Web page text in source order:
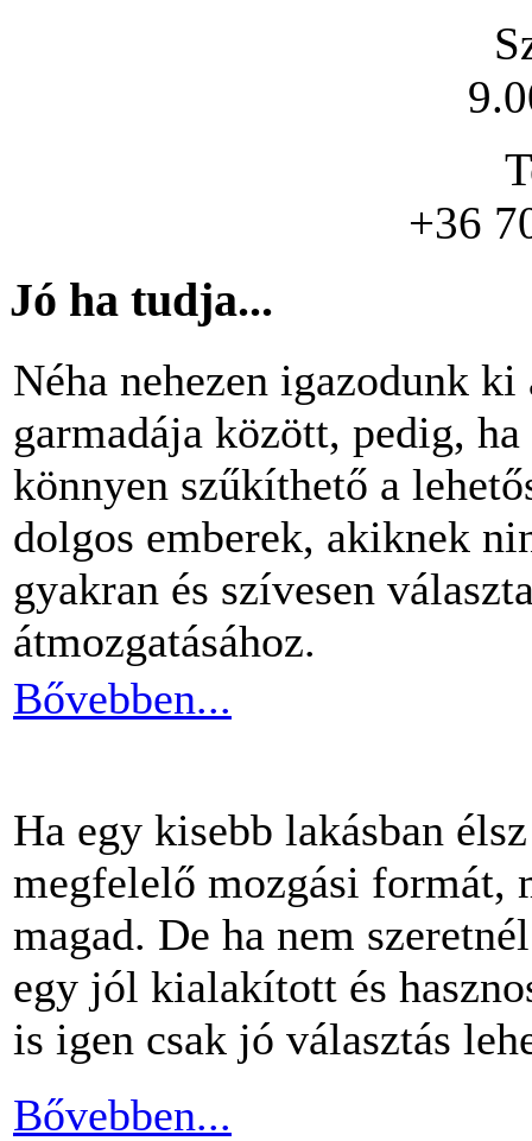
+36
Jó ha tudja...
Néha nehezen igazodunk
garmadája között, pedig,
könnyen szűkíthető a
dolgos emberek, akiknek
gyakran és szívesen
átmozgatásához.
Bővebben...
Ha egy kisebb lakásban
megfelelő mozgási formát,
magad. De ha nem
egy jól kialakított és
is igen csak jó választás
Bővebben...